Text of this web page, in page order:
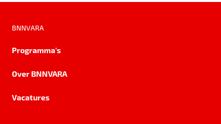
BNNVARA
Programma's
Over BNNVARA
Vacatures